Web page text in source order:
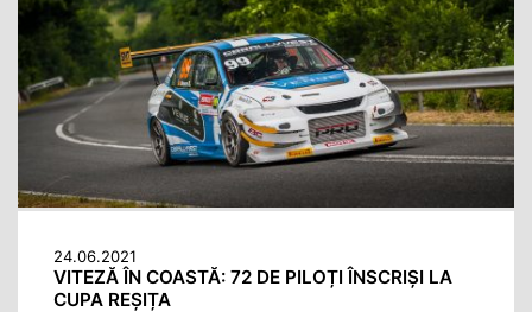
24.06.2021
VITEZĂ ÎN COASTĂ: 72 DE PILOȚI ÎNSCRIȘI LA
CUPA REȘIȚA